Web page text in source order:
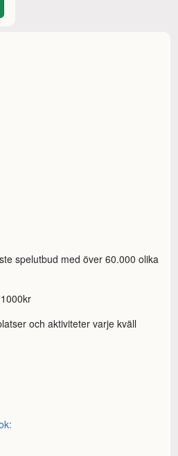
spelutbud med över 60.000 olika
och aktiviteter varje kväll